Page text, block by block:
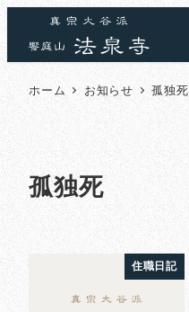
ホーム お知らせ 孤独死
孤独死
住職日記